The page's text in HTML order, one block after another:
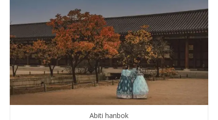
Abiti hanbok